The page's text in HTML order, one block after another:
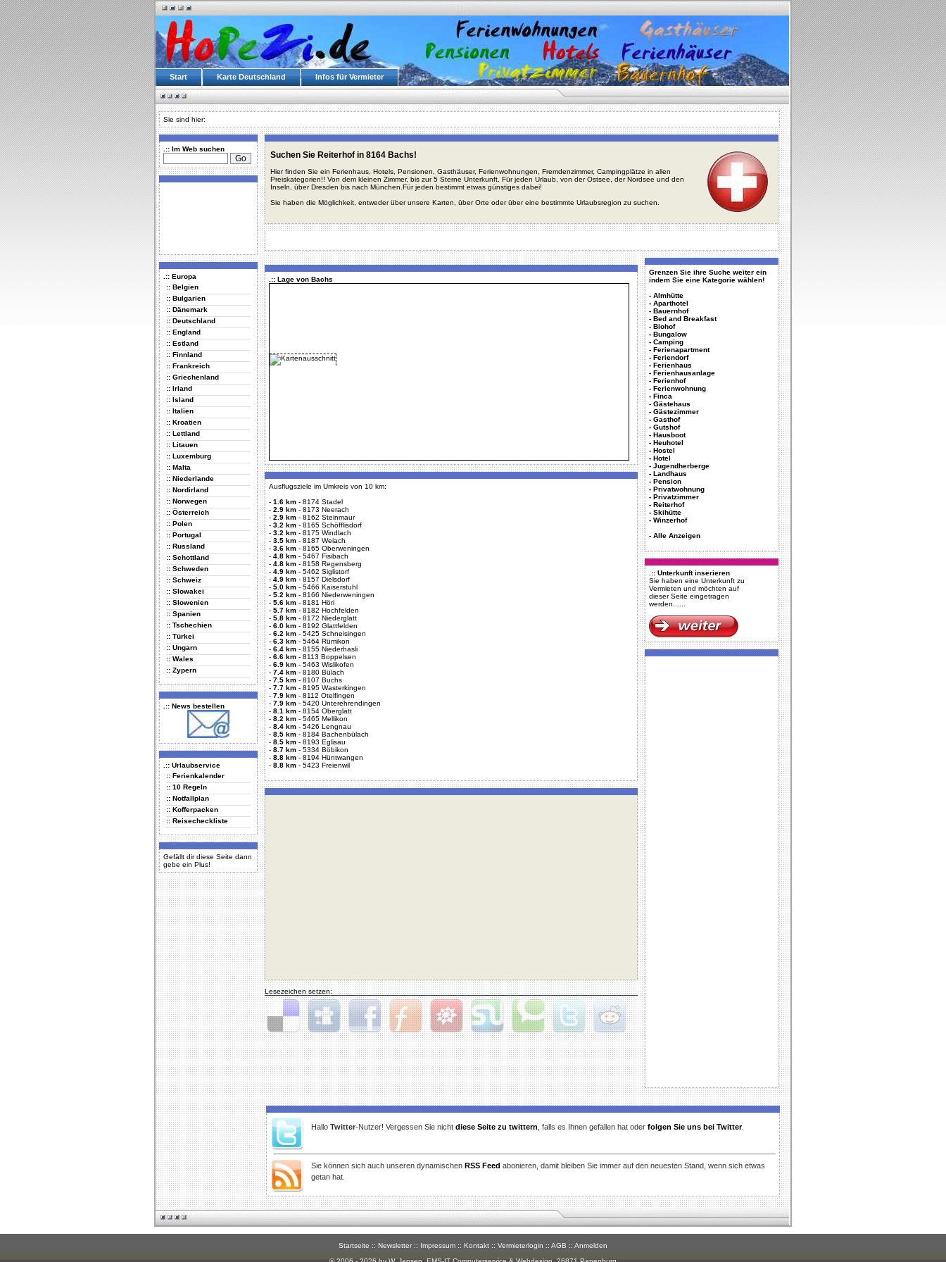
Start Karte Deutschland Infos für Vermieter
Sie sind hier:
.:: Im Web suchen
.:: Europa
:: Belgien
:: Bulgarien
:: Dänemark
:: Deutschland
:: England
:: Estland
:: Finnland
:: Frankreich
:: Griechenland
:: Irland
:: Island
:: Italien
:: Kroatien
:: Lettland
:: Litauen
:: Luxemburg
:: Malta
:: Niederlande
:: Nordirland
:: Norwegen
:: Österreich
:: Polen
:: Portugal
:: Russland
:: Schottland
:: Schweden
:: Schweiz
:: Slowakei
:: Slowenien
:: Spanien
:: Tschechien
:: Türkei
:: Ungarn
:: Wales
:: Zypern
.:: News bestellen
.:: Urlaubservice
:: Ferienkalender
:: 10 Regeln
:: Notfallplan
:: Kofferpacken
:: Reisecheckliste
Gefällt dir diese Seite dann
gebe ein Plus!
Suchen Sie Reiterhof in 8164 Bachs!
Hier finden Sie ein Ferienhaus, Hotels, Pensionen, Gasthäuser, Ferienwohnungen, Fremdenzimmer, Campingplätze in allen
Preiskategorien!! Von dem kleinen Zimmer, bis zur 5 Sterne Unterkunft. Für jeden Urlaub, von der Ostsee, der Nordsee und den
Inseln, über Dresden bis nach München.Für jeden bestimmt etwas günstiges dabei!
Sie haben die Möglichkeit, entweder über unsere Karten, über Orte oder über eine bestimmte Urlaubsregion zu suchen.
.:: Lage von Bachs
Ausflugsziele im Umkreis von 10 km:
- 1.6 km - 8174 Stadel
- 2.9 km - 8173 Neerach
- 2.9 km - 8162 Steinmaur
- 3.2 km - 8165 Schöfflisdorf
- 3.2 km - 8175 Windlach
- 3.5 km - 8187 Weiach
- 3.6 km - 8165 Oberweningen
- 4.8 km - 5467 Fisibach
- 4.8 km - 8158 Regensberg
- 4.9 km - 5462 Siglistorf
- 4.9 km - 8157 Dielsdorf
- 5.0 km - 5466 Kaiserstuhl
- 5.2 km - 8166 Niederweningen
- 5.6 km - 8181 Höri
- 5.7 km - 8182 Hochfelden
- 5.8 km - 8172 Niederglatt
- 6.0 km - 8192 Glattfelden
- 6.2 km - 5425 Schneisingen
- 6.3 km - 5464 Rümikon
- 6.4 km - 8155 Niederhasli
- 6.6 km - 8113 Boppelsen
- 6.9 km - 5463 Wislikofen
- 7.4 km - 8180 Bülach
- 7.5 km - 8107 Buchs
- 7.7 km - 8195 Wasterkingen
- 7.9 km - 8112 Otelfingen
- 7.9 km - 5420 Unterehrendingen
- 8.1 km - 8154 Oberglatt
- 8.2 km - 5465 Mellikon
- 8.4 km - 5426 Lengnau
- 8.5 km - 8184 Bachenbülach
- 8.5 km - 8193 Eglisau
- 8.7 km - 5334 Böbikon
- 8.8 km - 8194 Hüntwangen
- 8.8 km - 5423 Freienwil
Lesezeichen setzen:
Delicious Digg Facebook Furl StudiVZ StumbleUponTechnorati Twitter Reddit
Grenzen Sie ihre Suche weiter ein
indem Sie eine Kategorie wählen!
- Almhütte
- Aparthotel
- Bauernhof
- Bed and Breakfast
- Biohof
- Bungalow
- Camping
- Ferienapartment
- Feriendorf
- Ferienhaus
- Ferienhausanlage
- Ferienhof
- Ferienwohnung
- Finca
- Gästehaus
- Gästezimmer
- Gasthof
- Gutshof
- Hausboot
- Heuhotel
- Hostel
- Hotel
- Jugendherberge
- Landhaus
- Pension
- Privatwohnung
- Privatzimmer
- Reiterhof
- Skihütte
- Winzerhof
- Alle Anzeigen
.:: Unterkunft inserieren
Sie haben eine Unterkunft zu
Vermieten und möchten auf
dieser Seite eingetragen
werden......
Hallo Twitter-Nutzer! Vergessen Sie nicht diese Seite zu twittern , falls es Ihnen gefallen hat oder folgen Sie uns bei Twitter.
Sie können sich auch unseren dynamischen RSS Feed abonieren, damit bleiben Sie immer auf den neuesten Stand, wenn sich etwas
getan hat.
Startseite :: Newsletter :: Impressum :: Kontakt :: Vermieterlogin :: AGB :: Anmelden